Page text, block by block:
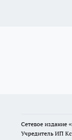
Сетевое издание
Учредитель ИП